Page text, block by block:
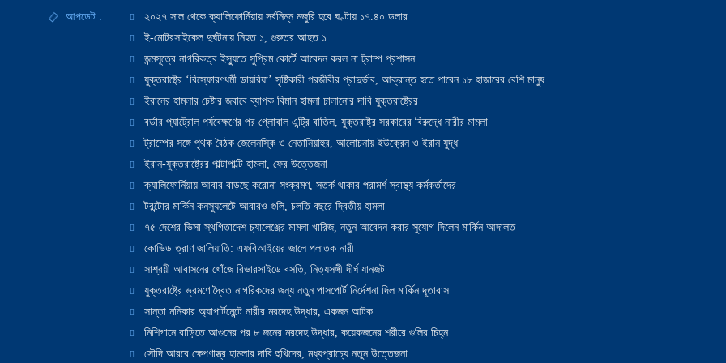
আপডেট :
২০২৭ সাল থেকে ক্যালিফোর্নিয়ায় সর্বনিম্ন মজুরি হবে ঘণ্টায় ১৭.৪০ ডলার
ই-মোটরসাইকেল দুর্ঘটনায় নিহত ১, গুরুতর আহত ১
জন্মসূত্রে নাগরিকত্ব ইস্যুতে সুপ্রিম কোর্টে আবেদন করল না ট্রাম্প প্রশাসন
যুক্তরাষ্ট্রে ‘বিস্ফোরণধর্মী ডায়রিয়া’ সৃষ্টিকারী পরজীবীর প্রাদুর্ভাব, আক্রান্ত হতে পারেন ১৮ হাজারের বেশি মানুষ
ইরানের হামলার চেষ্টার জবাবে ব্যাপক বিমান হামলা চালানোর দাবি যুক্তরাষ্ট্রের
বর্ডার প্যাট্রোল পর্যবেক্ষণের পর গ্লোবাল এন্ট্রি বাতিল, যুক্তরাষ্ট্র সরকারের বিরুদ্ধে নারীর মামলা
ট্রাম্পের সঙ্গে পৃথক বৈঠক জেলেনস্কি ও নেতানিয়াহুর, আলোচনায় ইউক্রেন ও ইরান যুদ্ধ
ইরান-যুক্তরাষ্ট্রের পাল্টাপাল্টি হামলা, ফের উত্তেজনা
ক্যালিফোর্নিয়ায় আবার বাড়ছে করোনা সংক্রমণ, সতর্ক থাকার পরামর্শ স্বাস্থ্য কর্মকর্তাদের
টরন্টোর মার্কিন কনস্যুলেটে আবারও গুলি, চলতি বছরে দ্বিতীয় হামলা
৭৫ দেশের ভিসা স্থগিতাদেশ চ্যালেঞ্জের মামলা খারিজ, নতুন আবেদন করার সুযোগ দিলেন মার্কিন আদালত
কোভিড ত্রাণ জালিয়াতি: এফবিআইয়ের জালে পলাতক নারী
সাশ্রয়ী আবাসনের খোঁজে রিভারসাইডে বসতি, নিত্যসঙ্গী দীর্ঘ যানজট
যুক্তরাষ্ট্রে ভ্রমণে দ্বৈত নাগরিকদের জন্য নতুন পাসপোর্ট নির্দেশনা দিল মার্কিন দূতাবাস
সান্তা মনিকার অ্যাপার্টমেন্টে নারীর মরদেহ উদ্ধার, একজন আটক
মিশিগানে বাড়িতে আগুনের পর ৮ জনের মরদেহ উদ্ধার, কয়েকজনের শরীরে গুলির চিহ্ন
সৌদি আরবে ক্ষেপণাস্ত্র হামলার দাবি হুথিদের, মধ্যপ্রাচ্যে নতুন উত্তেজনা